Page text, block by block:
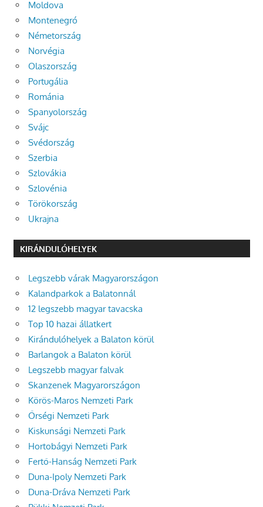
Moldova
Montenegró
Németország
Norvégia
Olaszország
Portugália
Románia
Spanyolország
Svájc
Svédország
Szerbia
Szlovákia
Szlovénia
Törökország
Ukrajna
KIRÁNDULÓHELYEK
Legszebb várak Magyarországon
Kalandparkok a Balatonnál
12 legszebb magyar tavacska
Top 10 hazai állatkert
Kirándulóhelyek a Balaton körül
Barlangok a Balaton körül
Legszebb magyar falvak
Skanzenek Magyarországon
Körös-Maros Nemzeti Park
Őrségi Nemzeti Park
Kiskunsági Nemzeti Park
Hortobágyi Nemzeti Park
Fertő-Hanság Nemzeti Park
Duna-Ipoly Nemzeti Park
Duna-Dráva Nemzeti Park